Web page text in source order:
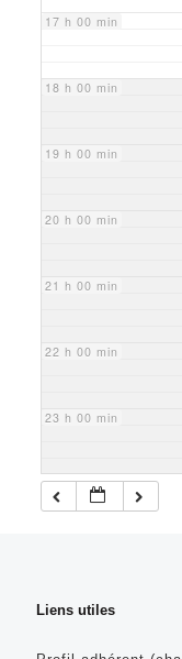
17 h 00 min
18 h 00 min
19 h 00 min
20 h 00 min
21 h 00 min
22 h 00 min
23 h 00 min
Liens utiles